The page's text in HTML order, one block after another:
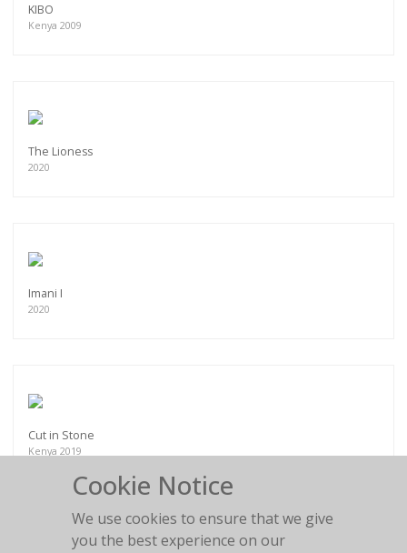
KIBO
Kenya 2009
The Lioness
2020
Imani I
2020
Cut in Stone
Kenya 2019
Cookie Notice
We use cookies to ensure that we give
you the best experience on our